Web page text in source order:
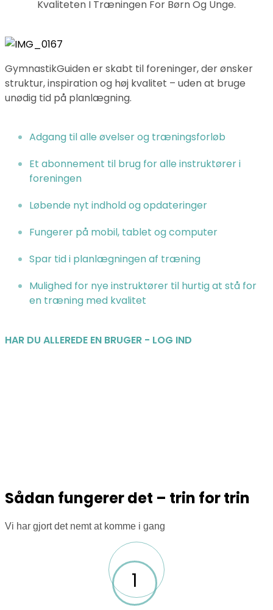
Kvaliteten I Træningen For Børn Og Unge.
GymnastikGuiden er skabt til foreninger, der ønsker
struktur, inspiration og høj kvalitet – uden at bruge
unødig tid på planlægning.
Adgang til alle øvelser og træningsforløb
Et abonnement til brug for alle instruktører i
foreningen
Løbende nyt indhold og opdateringer
Fungerer på mobil, tablet og computer
Spar tid i planlægningen af træning
Mulighed for nye instruktører til hurtig at stå for
en træning med kvalitet
HAR DU ALLEREDE EN BRUGER - LOG IND
Sådan fungerer det – trin for trin
Vi har gjort det nemt at komme i gang
1